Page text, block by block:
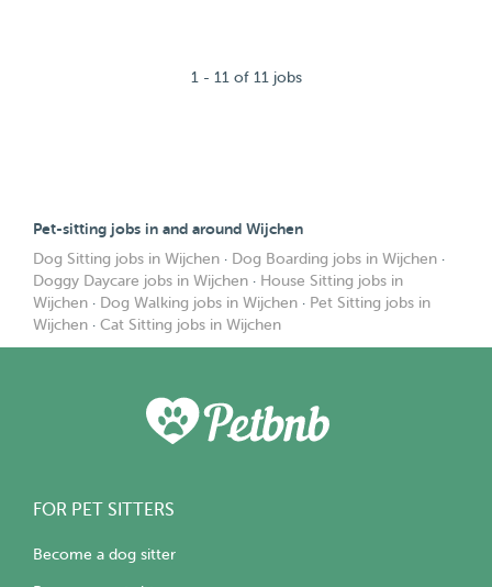
1 - 11 of 11 jobs
Pet-sitting jobs in and around Wijchen
Dog Sitting jobs in Wijchen · Dog Boarding jobs in Wijchen ·
Doggy Daycare jobs in Wijchen · House Sitting jobs in
Wijchen · Dog Walking jobs in Wijchen · Pet Sitting jobs in
Wijchen · Cat Sitting jobs in Wijchen
FOR PET SITTERS
Become a dog sitter